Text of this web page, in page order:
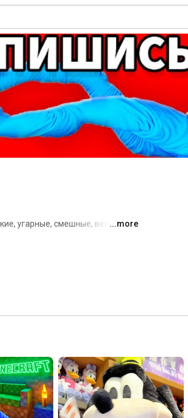
угарные, смешные, весёлые,
...more